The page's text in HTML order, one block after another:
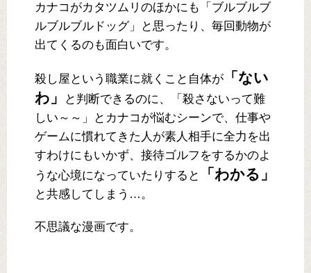
カナコがカタツムリのほかにも「ブルブルブ
ルブルブルドッグ」と思ったり、毎回動物が
出てくるのも面白いです。
殺し屋という職業に就くこと自体が
「ない
わ」
と判断できるのに、「殺さないって難
しい～～」とカナコが悩むシーンで、仕事や
ゲームに慣れてきた人が素人相手に全力を出
すわけにもいかず、接待ゴルフをするかのよ
うな心境になっていたりすると
「わかる」
と共感してしまう…。
不思議な漫画です。